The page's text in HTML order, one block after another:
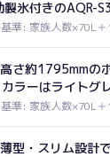
氷付きのAQR-
準: 家族人数×70L
さ約1795mmの
ラーはライトグ
準: 家族人数×70L
型・スリム設計